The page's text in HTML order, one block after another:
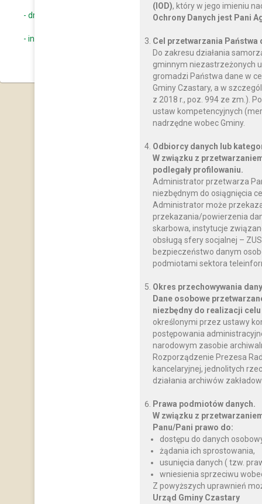
- druk sprawozdania
- informacja dotycząca składania sprawozdania
(IOD), który w jego imieniu
Ochrony Danych jest Pani
Cel przetwarzania Państwa
Do zakresu działania
gminnym niezastrzeżonych
gromadzi Państwa dane w
Gminy Czastary, a w
z 2018 r., poz. 994 ze zm.).
ustaw kompetencyjnych
nadrzędne wobec Gminy.
Odbiorcy danych lub
W związku z
podlegały profilowaniu.
Administrator przetwarza
niezbędnym do osiągnięcia
Administrator może
przekazania/powierzenia
skarbowa, instytucje
obsługą sfery socjalnej –
bezpieczeństwo danym
podmiotami sektora
Okres przechowywania
Dane osobowe
niezbędny do realizacji
określonymi przez ustawy
postępowania
narodowym zasobie
Rozporządzenie Prezesa
kancelaryjnej, jednolitych
działania archiwów
Prawa podmiotów danych.
W związku z
Panu/Pani prawo do:
dostępu do danych
żądania ich sprostowania,
usunięcia danych ( tzw.
wniesienia sprzeciwu
Z powyższych uprawnień
Urząd Gminy Czastary